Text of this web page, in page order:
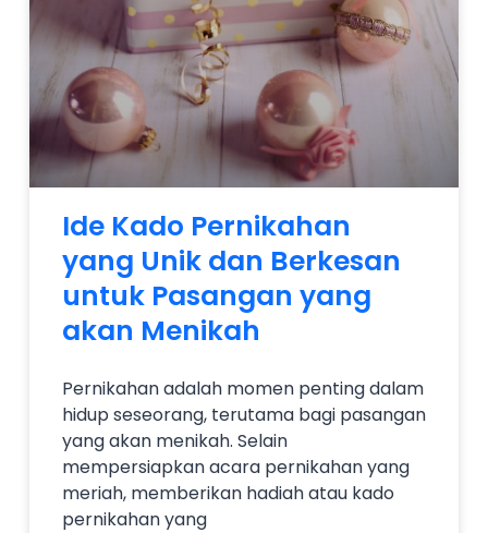
Ide Kado Pernikahan
yang Unik dan Berkesan
untuk Pasangan yang
akan Menikah
Pernikahan adalah momen penting dalam
hidup seseorang, terutama bagi pasangan
yang akan menikah. Selain
mempersiapkan acara pernikahan yang
meriah, memberikan hadiah atau kado
pernikahan yang